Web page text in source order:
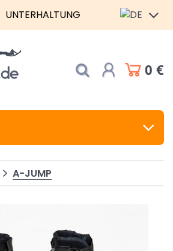
UNTERHALTUNG
0 €
A-JUMP